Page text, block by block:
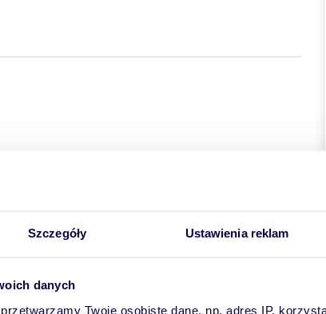
Szczegóły Ustawienia reklam
danych
przetwarzamy Twoje osobiste dane, np. adres IP,